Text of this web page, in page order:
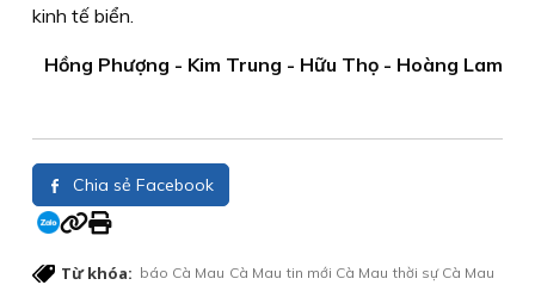
kinh tế biển.
Hồng Phượng - Kim Trung - Hữu Thọ - Hoàng Lam
Chia sẻ Facebook
Từ khóa: báo Cà Mau Cà Mau tin mới Cà Mau thời sự Cà Mau